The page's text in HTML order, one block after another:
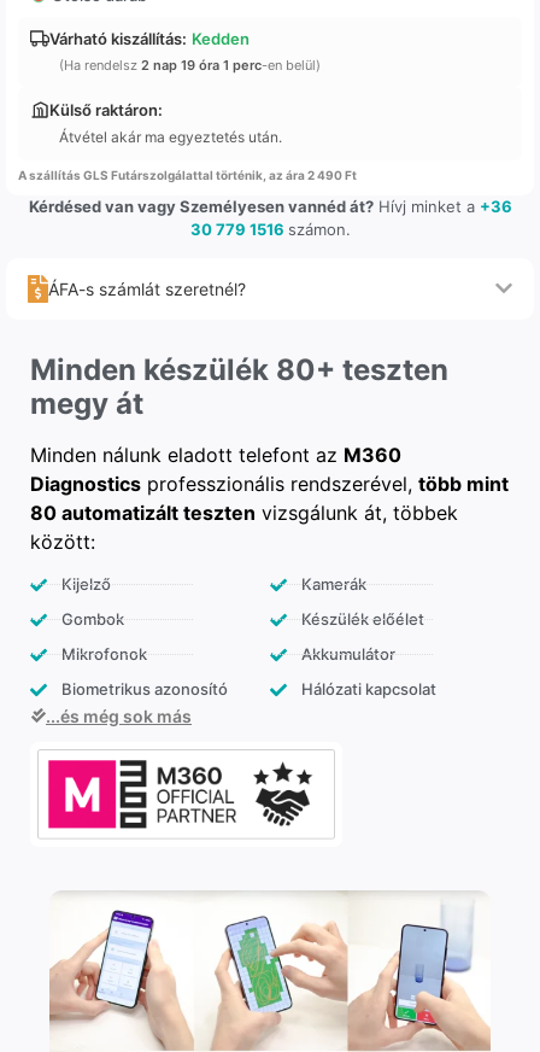
Várható kiszállítás: Kedden
(Ha rendelsz 2 nap 19 óra 1 perc-en belül)
Külső raktáron:
Átvétel akár ma egyeztetés után.
A szállítás GLS Futárszolgálattal történik, az ára 2 490 Ft
Kérdésed van vagy Személyesen vannéd át?Hívj minket a +36
30 779 1516 számon.
ÁFA-s számlát szeretnél?
Minden készülék 80+ teszten
megy át
Minden nálunk eladott telefont az M360
Diagnostics professzionális rendszerével, több mint
80 automatizált teszten vizsgálunk át, többek
között:
Kijelző
Gombok
Mikrofonok
Biometrikus azonosító
Kamerák
Készülék előélet
Akkumulátor
Hálózati kapcsolat
...és még sok más